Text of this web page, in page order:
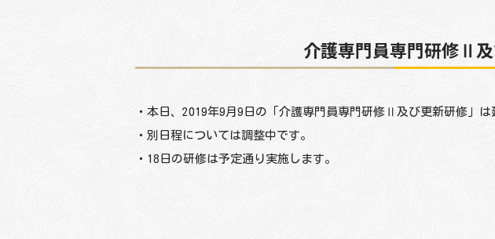
介護専門員専門研修Ⅱ及
・本日、2019年9月9日の「 介護専門員専門研修 Ⅱ 及び更新研修」 は
・別日程については調整中です。
・18日の研修は予定通り実施します。